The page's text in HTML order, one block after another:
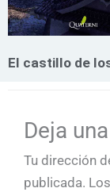
El castillo de
Deja
Tu dirección
publicada.